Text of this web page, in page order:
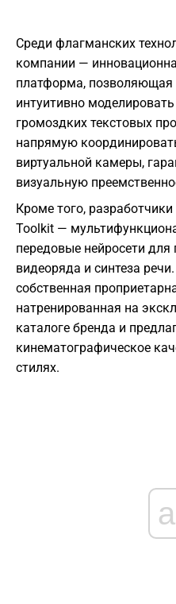
Среди флагманских
компании —
платформа, позволяющая
интуитивно
громоздких текстовых
напрямую
виртуальной камеры,
визуальную
Кроме того,
Toolkit —
передовые нейросети для
видеоряда и синтеза
собственная
натренированная на
каталоге бренда и
кинематографическое
стилях.